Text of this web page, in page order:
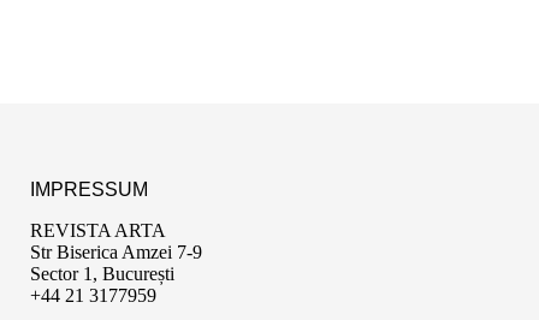
IMPRESSUM
REVISTA ARTA
Str Biserica Amzei 7-9
Sector 1, București
+44 21 3177959